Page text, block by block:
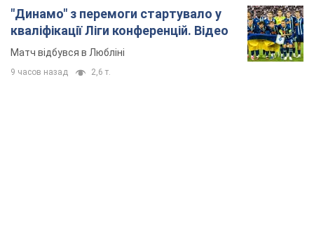
"Динамо" з перемоги стартувало у
кваліфікації Ліги конференцій. Відео
Матч відбувся в Любліні
9 часов назад 2,6 т.